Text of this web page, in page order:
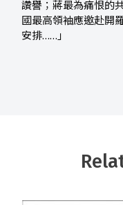
讚譽；蔣最為痛恨的
國最高領袖應邀赴開
安排……」